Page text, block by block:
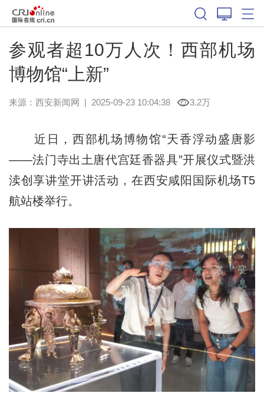
参观者超10万人次！西部机场
博物馆“上新”
来源： 西安新闻网 | 2025-09-23 10:04:38 3.2万
近日，西部机场博物馆“天香浮动盛唐影
——法门寺出土唐代宫廷香器具”开展仪式暨洪
渎创享讲堂开讲活动，在西安咸阳国际机场T5
航站楼举行。